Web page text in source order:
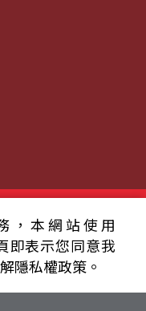
版權所有
隱私權條款
，本網站使用
即表示您同意我
隱私權政策。